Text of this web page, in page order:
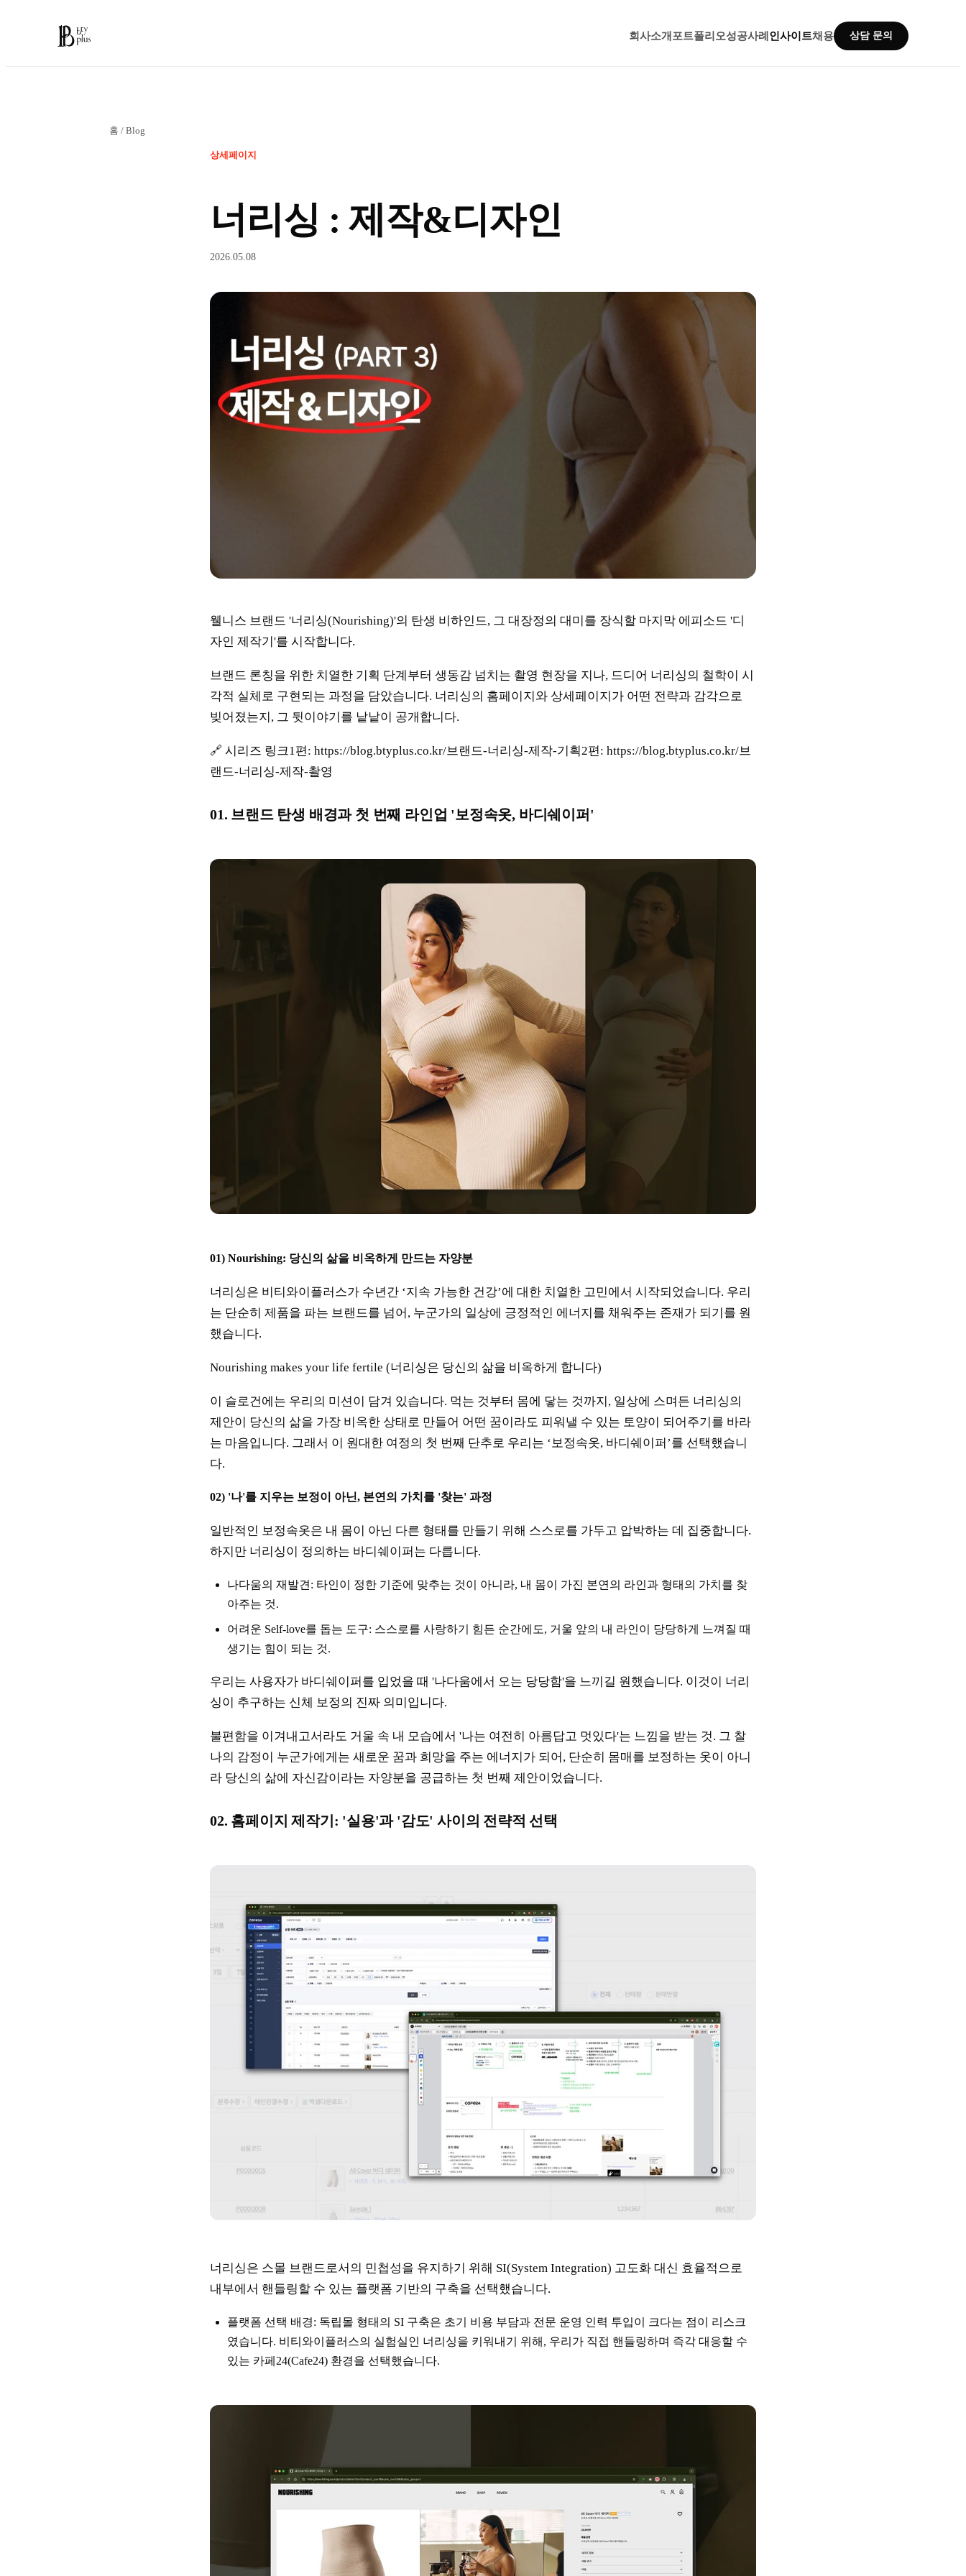
회사소개 포트폴리오성공사례 인사이트채용 상담 문의
홈 / Blog
상세페이지
너리싱 : 제작&디자인
2026.05.08
웰니스 브랜드 '너리싱(Nourishing)'의 탄생 비하인드, 그 대장정의 대미를 장식할 마지막 에피소드 '디
자인 제작기'를 시작합니다.
브랜드 론칭을 위한 치열한 기획 단계부터 생동감 넘치는 촬영 현장을 지나, 드디어 너리싱의 철학이 시
각적 실체로 구현되는 과정을 담았습니다. 너리싱의 홈페이지와 상세페이지가 어떤 전략과 감각으로
빚어졌는지, 그 뒷이야기를 낱낱이 공개합니다.
🔗 시리즈 링크1편: https://blog.btyplus.co.kr/브랜드-너리싱-제작-기획2편: https://blog.btyplus.co.kr/브
랜드-너리싱-제작-촬영
01. 브랜드 탄생 배경과 첫 번째 라인업 '보정속옷, 바디쉐이퍼'
01) Nourishing: 당신의 삶을 비옥하게 만드는 자양분
너리싱은 비티와이플러스가 수년간 ‘지속 가능한 건강’에 대한 치열한 고민에서 시작되었습니다. 우리
는 단순히 제품을 파는 브랜드를 넘어, 누군가의 일상에 긍정적인 에너지를 채워주는 존재가 되기를 원
했습니다.
Nourishing makes your life fertile (너리싱은 당신의 삶을 비옥하게 합니다)
이 슬로건에는 우리의 미션이 담겨 있습니다. 먹는 것부터 몸에 닿는 것까지, 일상에 스며든 너리싱의
제안이 당신의 삶을 가장 비옥한 상태로 만들어 어떤 꿈이라도 피워낼 수 있는 토양이 되어주기를 바라
는 마음입니다. 그래서 이 원대한 여정의 첫 번째 단추로 우리는 ‘보정속옷, 바디쉐이퍼’를 선택했습니
다.
02) '나'를 지우는 보정이 아닌, 본연의 가치를 '찾는' 과정
일반적인 보정속옷은 내 몸이 아닌 다른 형태를 만들기 위해 스스로를 가두고 압박하는 데 집중합니다.
하지만 너리싱이 정의하는 바디쉐이퍼는 다릅니다.
나다움의 재발견: 타인이 정한 기준에 맞추는 것이 아니라, 내 몸이 가진 본연의 라인과 형태의 가치를 찾
아주는 것.
어려운 Self-love를 돕는 도구: 스스로를 사랑하기 힘든 순간에도, 거울 앞의 내 라인이 당당하게 느껴질 때
생기는 힘이 되는 것.
우리는 사용자가 바디쉐이퍼를 입었을 때 '나다움에서 오는 당당함'을 느끼길 원했습니다. 이것이 너리
싱이 추구하는 신체 보정의 진짜 의미입니다.
불편함을 이겨내고서라도 거울 속 내 모습에서 '나는 여전히 아름답고 멋있다'는 느낌을 받는 것. 그 찰
나의 감정이 누군가에게는 새로운 꿈과 희망을 주는 에너지가 되어, 단순히 몸매를 보정하는 옷이 아니
라 당신의 삶에 자신감이라는 자양분을 공급하는 첫 번째 제안이었습니다.
02. 홈페이지 제작기: '실용'과 '감도' 사이의 전략적 선택
너리싱은 스몰 브랜드로서의 민첩성을 유지하기 위해 SI(System Integration) 고도화 대신 효율적으로
내부에서 핸들링할 수 있는 플랫폼 기반의 구축을 선택했습니다.
플랫폼 선택 배경: 독립몰 형태의 SI 구축은 초기 비용 부담과 전문 운영 인력 투입이 크다는 점이 리스크
였습니다. 비티와이플러스의 실험실인 너리싱을 키워내기 위해, 우리가 직접 핸들링하며 즉각 대응할 수
있는 카페24(Cafe24) 환경을 선택했습니다.